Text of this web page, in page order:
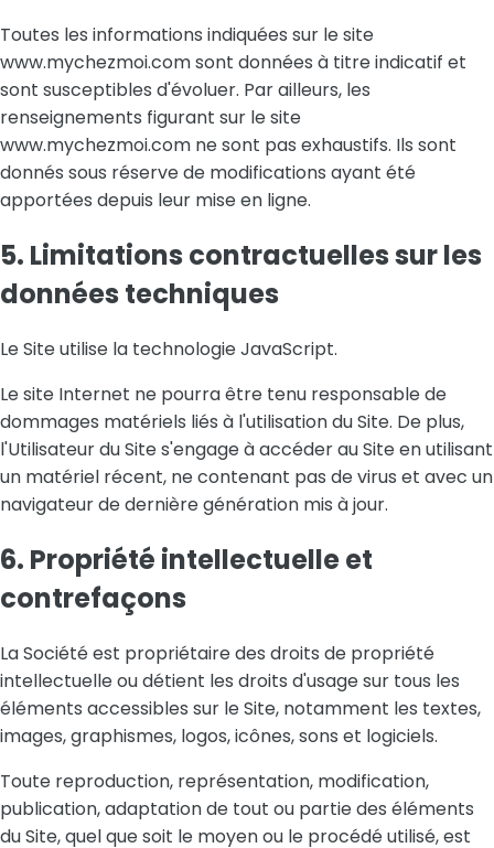
Toutes les informations indiquées sur le site
www.mychezmoi.com sont données à titre indicatif et
sont susceptibles d'évoluer. Par ailleurs, les
renseignements figurant sur le site
www.mychezmoi.com ne sont pas exhaustifs. Ils sont
donnés sous réserve de modifications ayant été
apportées depuis leur mise en ligne.
5. Limitations contractuelles sur les
données techniques
Le Site utilise la technologie JavaScript.
Le site Internet ne pourra être tenu responsable de
dommages matériels liés à l'utilisation du Site. De plus,
l'Utilisateur du Site s'engage à accéder au Site en utilisant
un matériel récent, ne contenant pas de virus et avec un
navigateur de dernière génération mis à jour.
6. Propriété intellectuelle et
contrefaçons
La Société est propriétaire des droits de propriété
intellectuelle ou détient les droits d'usage sur tous les
éléments accessibles sur le Site, notamment les textes,
images, graphismes, logos, icônes, sons et logiciels.
Toute reproduction, représentation, modification,
publication, adaptation de tout ou partie des éléments
du Site, quel que soit le moyen ou le procédé utilisé, est